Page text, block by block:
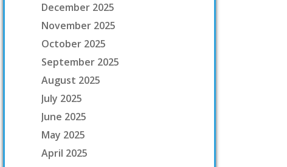
December 2025
November 2025
October 2025
September 2025
August 2025
July 2025
June 2025
May 2025
April 2025